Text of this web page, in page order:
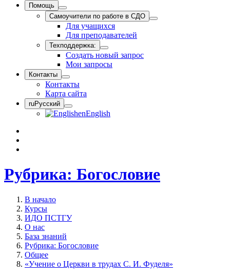
Помощь
Самоучители по работе в СДО
Для учащихся
Для преподавателей
Техподдержка:
Создать новый запрос
Мои запросы
Контакты
Контакты
Карта сайта
ruРусский
enEnglish
Рубрика: Богословие
В начало
Курсы
ИДО ПСТГУ
О нас
База знаний
Рубрика: Богословие
Общее
«Учение о Церкви в трудах С. И. Фуделя»